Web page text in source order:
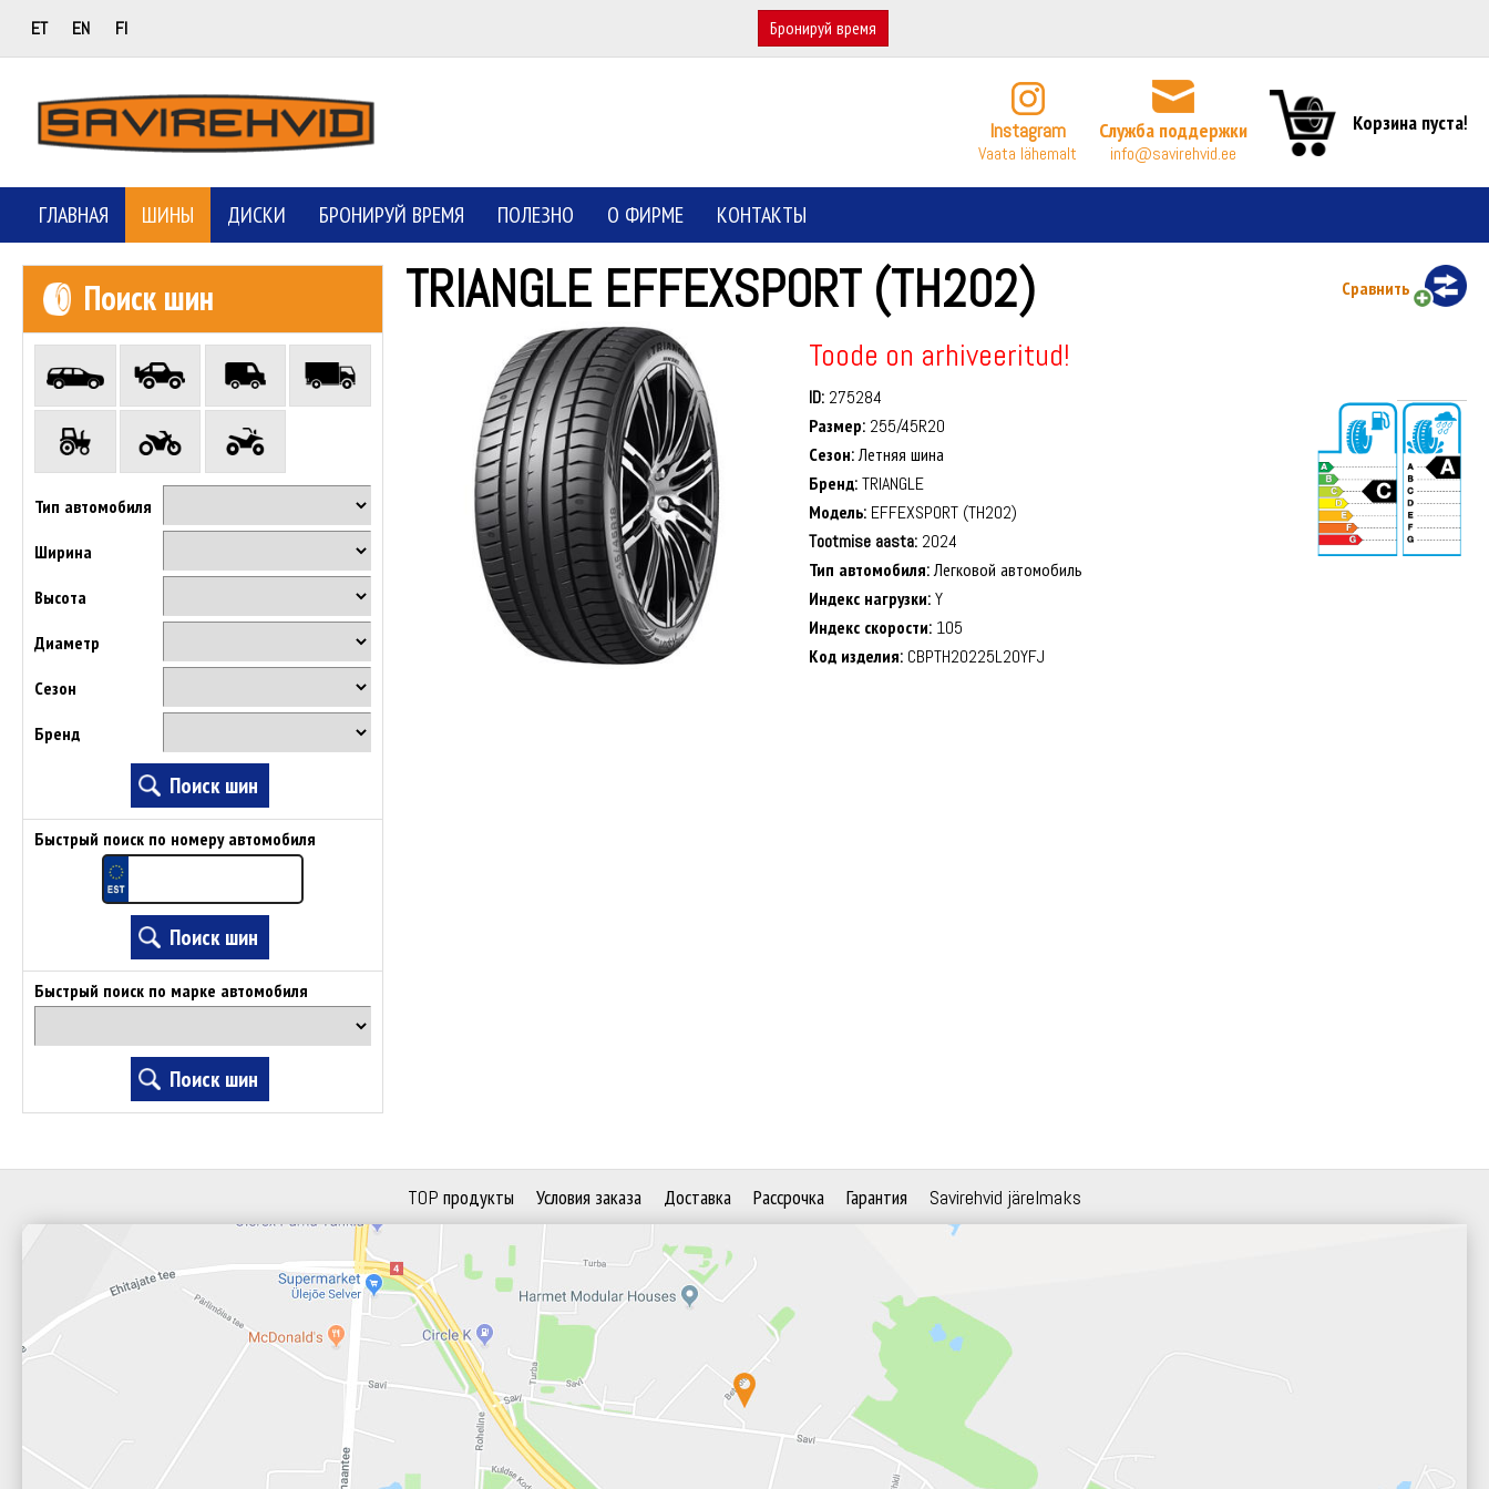
ET EN FI Бронируй время
Instagram
Vaata lähemalt
Служба поддержки
info@savirehvid.ee
Корзина пуста!
ГЛАВНАЯ ШИНЫ ДИСКИ БРОНИРУЙ ВРЕМЯ ПОЛЕЗНО О ФИРМЕ КОНТАКТЫ
Поиск шин
Тип автомобиля
Ширина
Высота
Диаметр
Сезон
Бренд
Быстрый поиск по номеру автомобиля
Быстрый поиск по марке автомобиля
TRIANGLE EFFEXSPORT (TH202) Сравнить
Toode on arhiveeritud!
ID: 275284
Размер: 255/45R20
Сезон:Летняя шина
Бренд:TRIANGLE
Модель: EFFEXSPORT (TH202)
Tootmise aasta: 2024
Тип автомобиля:Легковой автомобиль
Индекс нагрузки:Y
Индекс скорости: 105
Код изделия: CBPTH20225L20YFJ
TOP продукты Условия заказа Доставка Рассрочка Гарантия Savirehvid järelmaks